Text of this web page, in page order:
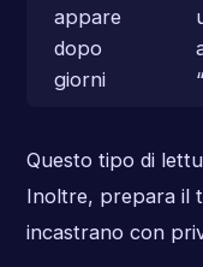
appare
dopo
giorni
Questo tipo di
Inoltre, prepara il
incastrano con